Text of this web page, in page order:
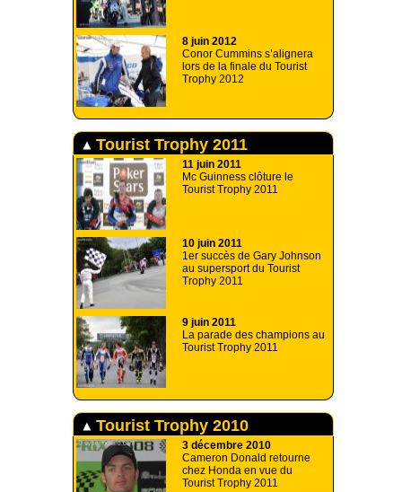
8 juin 2012
Conor Cummins s’alignera
lors de la finale du Tourist
Trophy 2012
Tourist Trophy 2011
11 juin 2011
Mc Guinness clôture le
Tourist Trophy 2011
10 juin 2011
1er succès de Gary Johnson
au supersport du Tourist
Trophy 2011
9 juin 2011
La parade des champions au
Tourist Trophy 2011
Tourist Trophy 2010
3 décembre 2010
Cameron Donald retourne
chez Honda en vue du
Tourist Trophy 2011